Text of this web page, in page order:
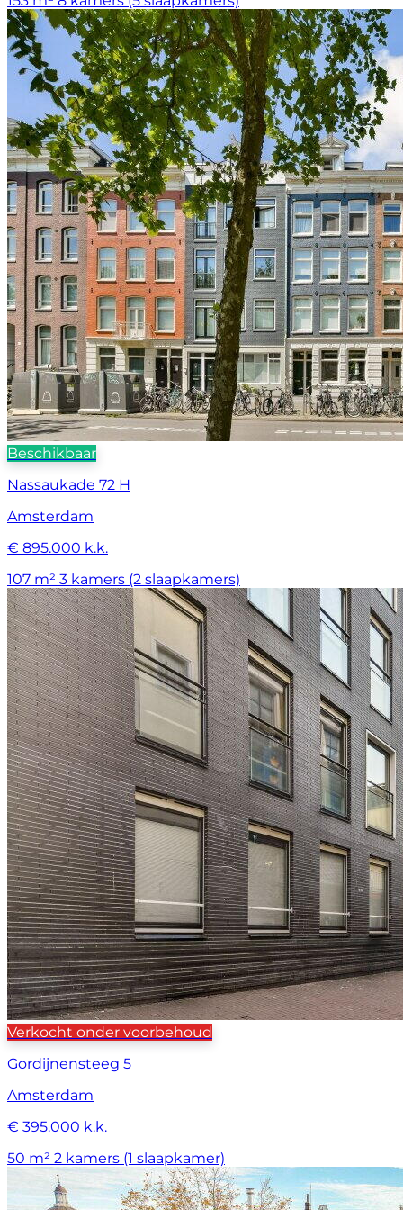
Beschikbaar
Nassaukade 72 H
Amsterdam
€ 895.000 k.k.
107 m² 3 kamers (2 slaapkamers)
Verkocht onder voorbehoud
Gordijnensteeg 5
Amsterdam
€ 395.000 k.k.
50 m² 2 kamers (1 slaapkamer)